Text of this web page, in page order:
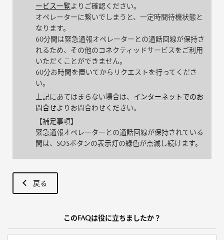
ービス一覧よりご確認ください。
オペレーターに繋いでしまうと、一定時間待機状態と
なります。
60分間は緊急通報オペレーターとの通話回線が保持さ
れるため、その他のコネクティッドサービスをご利用
いただくことができません。
60分お時間を置いてからリクエストを行ってくださ
い。
上記にあてはまらない場合は、 インターネットでのお
問合せよりお問合わせください。
【補足事項】
緊急通報オペレーターとの通話回線が保持されている
間は、SOSボタンの表示灯の緑色が点滅し続けます。
戻る
このFAQは役に立ちましたか？